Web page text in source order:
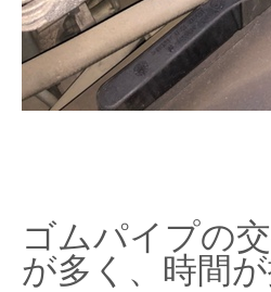
ゴムパイプの
が多く、時間